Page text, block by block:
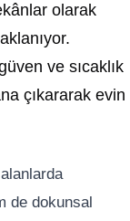
olarak
ve sıcaklık
çıkararak evin
de dokunsal